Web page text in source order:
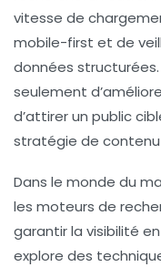
vitesse de
mobile-first et de
données structurées
seulement
d’attirer un public
stratégie de
Dans le monde du
les moteurs de
garantir la visibilité
explore des